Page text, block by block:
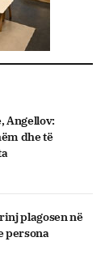
Angellov:
dhe të
plagosen në
persona